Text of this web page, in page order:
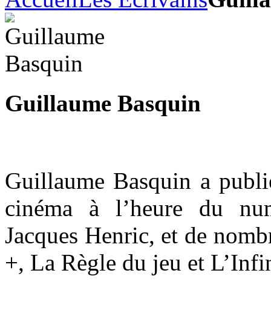
Guillaume Basquin
Guillaume Basquin a
cinéma à l’heure du
Jacques Henric, et de
+, La Règle du jeu et